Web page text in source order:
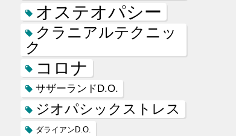
オステオパシー
クラニアルテクニッ
ク
コロナ
サザーランドD.O.
ジオパシックストレス
ダライアンD.O.